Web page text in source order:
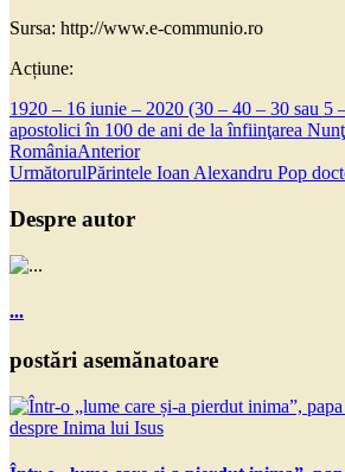
Sursa: http://www.e-communio.ro
Acțiune:
1920 – 16 iunie – 2020 (30 – 40 – 30 sau 5
apostolici în 100 de ani de la înfiinţarea
RomâniaAnterior
UrmătorulPărintele Ioan Alexandru Pop
Despre autor
...
postări asemănatoare